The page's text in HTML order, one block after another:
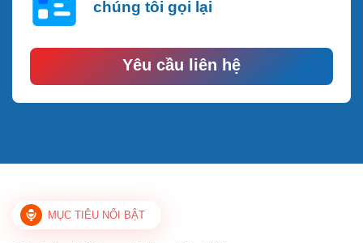
chúng tôi gọi lại
Yêu cầu liên hệ
MỤC TIÊU NỔI BẬT